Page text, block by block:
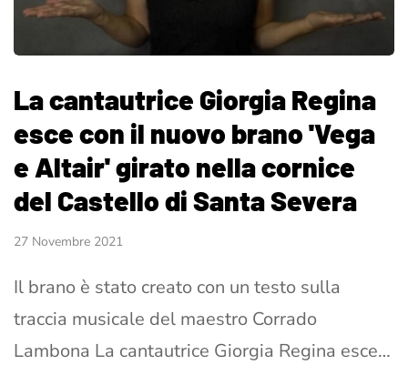
La cantautrice Giorgia Regina
esce con il nuovo brano 'Vega
e Altair' girato nella cornice
del Castello di Santa Severa
27 Novembre 2021
Il brano è stato creato con un testo sulla
traccia musicale del maestro Corrado
Lambona La cantautrice Giorgia Regina esce…